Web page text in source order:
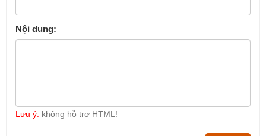
Nội dung:
Lưu ý: không hỗ trợ HTML!